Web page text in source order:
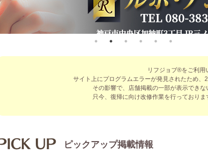
リフジョブ®をご利用
サイト上にプログラムエラーが発見されたため、
その影響で、店舗掲載の一部が表示でき
只今、復帰に向け改修作業を行っており
ピックアップ掲載情報